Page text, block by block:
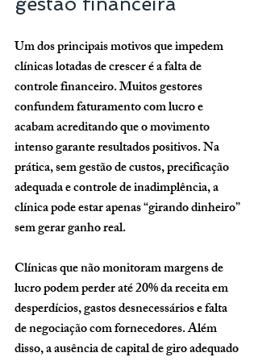
Um dos principais motivos que impedem
clínicas lotadas de crescer é a falta de
controle financeiro. Muitos gestores
confundem faturamento com lucro e
acabam acreditando que o movimento
intenso garante resultados positivos. Na
prática, sem gestão de custos, precificação
adequada e controle de inadimplência, a
clínica pode estar apenas “girando dinheiro”
sem gerar ganho real.
Clínicas que não monitoram margens de
lucro podem perder até 20% da receita em
desperdícios, gastos desnecessários e falta
de negociação com fornecedores. Além
disso, a ausência de capital de giro adequado